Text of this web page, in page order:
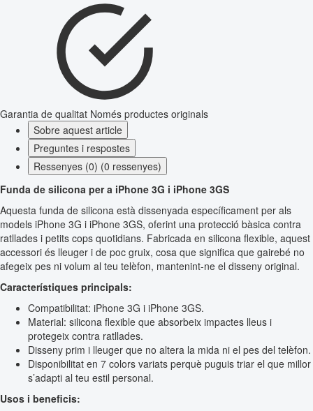
Garantia de qualitat Només productes originals
Sobre aquest article
Preguntes i respostes
Ressenyes (0) (0 ressenyes)
Funda de silicona per a iPhone 3G i iPhone 3GS
Aquesta funda de silicona està dissenyada específicament per als
models iPhone 3G i iPhone 3GS, oferint una protecció bàsica contra
ratllades i petits cops quotidians. Fabricada en silicona flexible, aquest
accessori és lleuger i de poc gruix, cosa que significa que gairebé no
afegeix pes ni volum al teu telèfon, mantenint-ne el disseny original.
Característiques principals:
Compatibilitat: iPhone 3G i iPhone 3GS.
Material: silicona flexible que absorbeix impactes lleus i
protegeix contra ratllades.
Disseny prim i lleuger que no altera la mida ni el pes del telèfon.
Disponibilitat en 7 colors variats perquè puguis triar el que millor
s’adapti al teu estil personal.
Usos i beneficis: